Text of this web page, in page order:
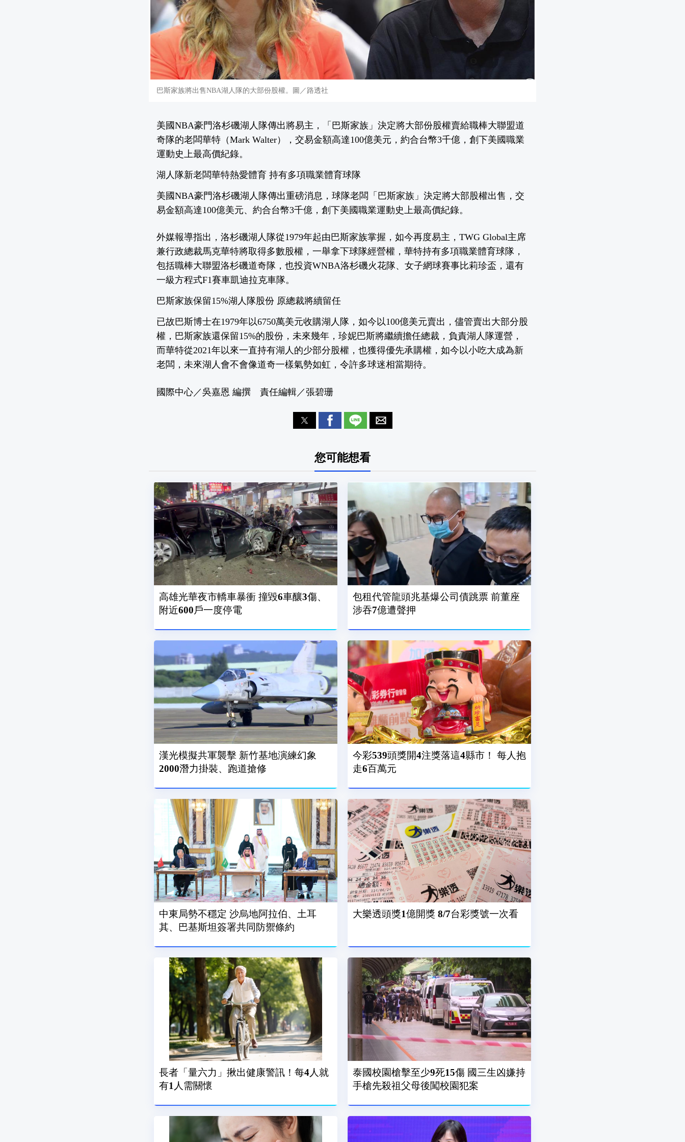
巴斯家族將出售NBA湖人隊的大部份股權。圖／路透社
美國NBA豪門洛杉磯湖人隊傳出將易主，「巴斯家族」決定將大部份股權賣給職棒大聯盟道
奇隊的老闆華特（Mark Walter），交易金額高達100億美元，約合台幣3千億，創下美國職業
運動史上最高價紀錄。
湖人隊新老闆華特熱愛體育 持有多項職業體育球隊
美國NBA豪門洛杉磯湖人隊傳出重磅消息，球隊老闆「巴斯家族」決定將大部股權出售，交
易金額高達100億美元、約合台幣3千億，創下美國職業運動史上最高價紀錄。
外媒報導指出，洛杉磯湖人隊從1979年起由巴斯家族掌握，如今再度易主，TWG Global主席
兼行政總裁馬克華特將取得多數股權，一舉拿下球隊經營權，華特持有多項職業體育球隊，
包括職棒大聯盟洛杉磯道奇隊，也投資WNBA洛杉磯火花隊、女子網球賽事比莉珍盃，還有
一級方程式F1賽車凱迪拉克車隊。
巴斯家族保留15%湖人隊股份 原總裁將續留任
已故巴斯博士在1979年以6750萬美元收購湖人隊，如今以100億美元賣出，儘管賣出大部分股
權，巴斯家族還保留15%的股份，未來幾年，珍妮巴斯將繼續擔任總裁，負責湖人隊運營，
而華特從2021年以來一直持有湖人的少部分股權，也獲得優先承購權，如今以小吃大成為新
老闆，未來湖人會不會像道奇一樣氣勢如虹，令許多球迷相當期待。
國際中心／吳嘉恩 編撰 責任編輯／張碧珊
您可能想看
高雄光華夜市轎車暴衝 撞毀6車釀3傷、
附近600戶一度停電
包租代管龍頭兆基爆公司債跳票 前董座
涉吞7億遭聲押
漢光模擬共軍襲擊 新竹基地演練幻象
2000潛力掛裝、跑道搶修
今彩539頭獎開4注獎落這4縣市！ 每人抱
走6百萬元
中東局勢不穩定 沙烏地阿拉伯、土耳
其、巴基斯坦簽署共同防禦條約
大樂透頭獎1億開獎 8/7台彩獎號一次看
長者「量六力」揪出健康警訊！每4人就
有1人需關懷
泰國校園槍擊至少9死15傷 國三生凶嫌持
手槍先殺祖父母後闖校園犯案